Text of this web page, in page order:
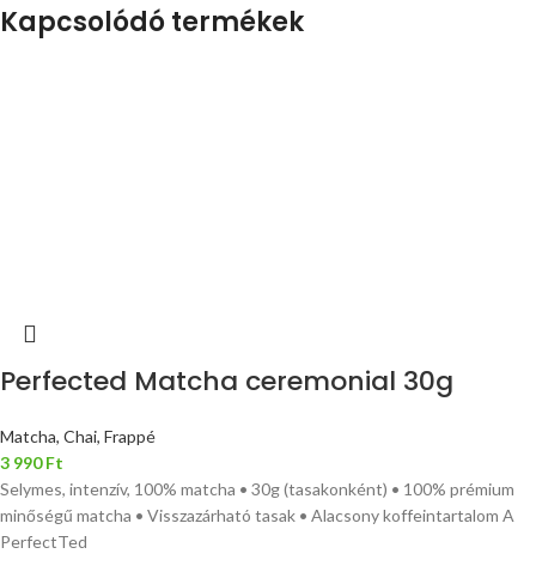
Kapcsolódó termékek
Perfected Matcha ceremonial 30g
Matcha, Chai, Frappé
3 990Ft
Selymes, intenzív, 100% matcha • 30g (tasakonként) • 100% prémium
minőségű matcha • Visszazárható tasak • Alacsony koffeintartalom A
PerfectTed